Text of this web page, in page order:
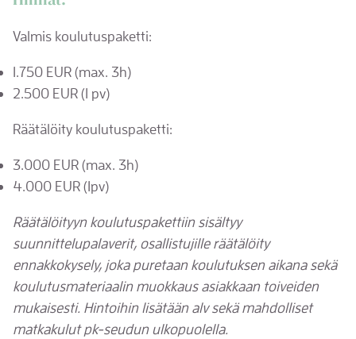
Valmis koulutuspaketti:
1.750 EUR (max. 3h)
2.500 EUR (1 pv)
Räätälöity koulutuspaketti:
3.000 EUR (max. 3h)
4.000 EUR (1pv)
Räätälöityyn koulutuspakettiin sisältyy
suunnittelupalaverit, osallistujille räätälöity
ennakkokysely, joka puretaan koulutuksen aikana sekä
koulutusmateriaalin muokkaus asiakkaan toiveiden
mukaisesti. Hintoihin lisätään alv sekä mahdolliset
matkakulut pk-seudun ulkopuolella.